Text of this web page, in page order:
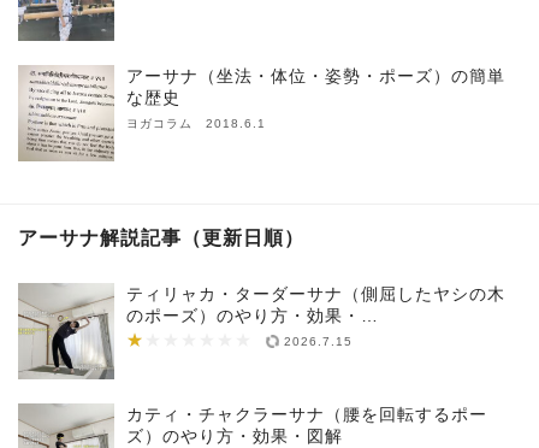
アーサナ（坐法・体位・姿勢・ポーズ）の簡単
な歴史
ヨガコラム 2018.6.1
アーサナ解説記事（更新日順）
ティリャカ・ターダーサナ（側屈したヤシの木
のポーズ）のやり方・効果・…
★
★★★★★★★ 2026.7.15
カティ・チャクラーサナ（腰を回転するポー
ズ）のやり方・効果・図解